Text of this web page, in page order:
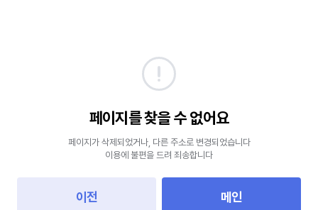
페이지를 찾을 수 없어요
페이지가 삭제되었거나, 다른 주소로 변경되었습니다
이용에 불편을 드려 죄송합니다
이전 메인